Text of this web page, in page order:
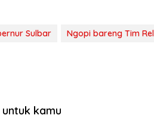
Sulbar Ngopi bareng Tim
kamu